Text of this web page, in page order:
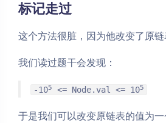
标记走过
这个方法很脏，因为他改变了原链
我们读过题干会发现：
-105 <= Node.val <= 105
于是我们可以改变原链表的值为